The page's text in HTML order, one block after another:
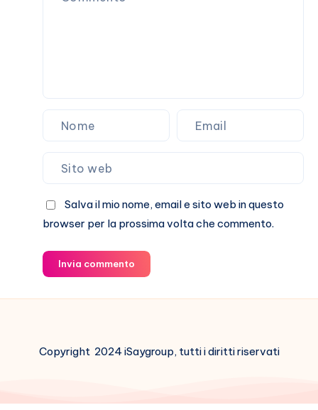
Salva il mio nome, email e sito web in questo
browser per la prossima volta che commento.
Invia commento
Copyright 2024 iSaygroup, tutti i diritti riservati